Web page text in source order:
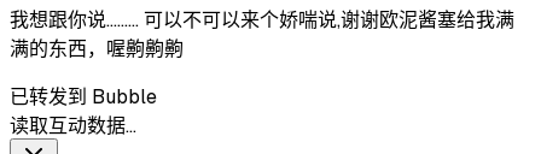
我想跟你说......... 可以不可以来个娇喘说,谢谢欧泥酱塞给我满
满的东西，喔齁齁齁
已转发到 Bubble
读取互动数据…